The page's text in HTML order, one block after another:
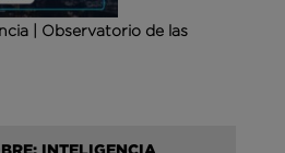
| Observatorio de las
INTELIGENCIA